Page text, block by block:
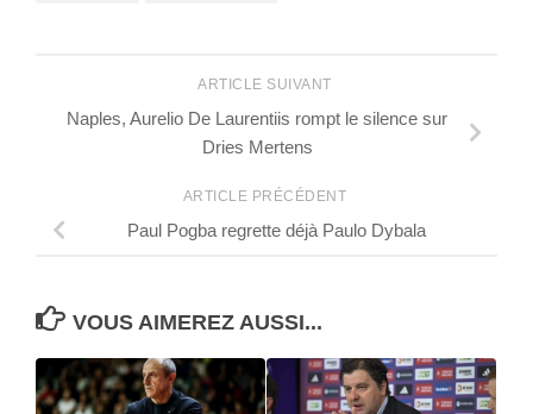
ARTICLE SUIVANT
Naples, Aurelio De Laurentiis rompt le silence sur
Dries Mertens
ARTICLE PRÉCÉDENT
Paul Pogba regrette déjà Paulo Dybala
VOUS AIMEREZ AUSSI...